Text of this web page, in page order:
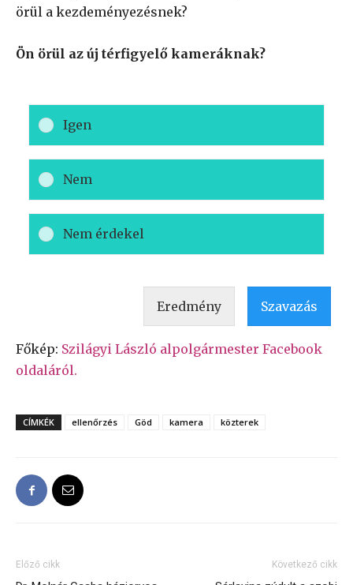
örül a kezdeményezésnek?
Ön örül az új térfigyelő kameráknak?
Igen
Nem
Nem érdekel
Eredmény Szavazás
Főkép: Szilágyi László alpolgármester Facebook
oldaláról.
CÍMKÉK ellenőrzés Göd kamera közterek
Előző cikk Következő cikk